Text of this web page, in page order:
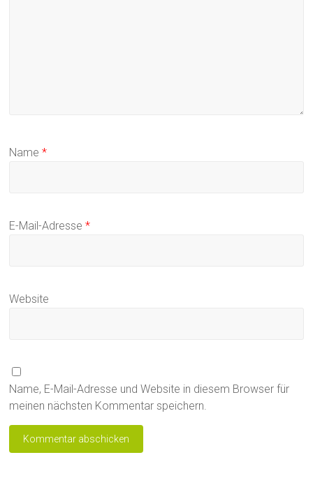
Name*
E-Mail-Adresse*
Website
Name, E-Mail-Adresse und Website in diesem Browser für
meinen nächsten Kommentar speichern.